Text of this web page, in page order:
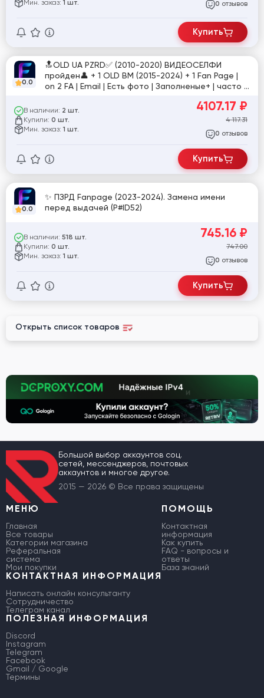
Мин. заказ: 1 шт. 0 отзывов
Купить
0.0
🔝OLD UA PZRD✅ (2010-2020) ВИДЕОСЕЛФИ
пройден👤 + 1 OLD BM (2015-2024) + 1 Fan Page |
on 2 FA | Email | Есть фото | Заполненые+ | часто с
+Фото для прохождения повторного ЗРД | Очень
сильный, подходит для долгой работы
В наличии: 2 шт.
Купили: 0 шт.
Мин. заказ: 1 шт.
4107.17 ₽
4 117.31
0 отзывов
Купить
0.0
✨ ПЗРД Fanpage (2023-2024). Замена имени
перед выдачей (P#ID52)
В наличии: 518 шт.
Купили: 0 шт.
Мин. заказ: 1 шт.
745.16 ₽
747.00
0 отзывов
Купить
Открыть список товаров
Большой выбор аккаунтов соц.
сетей, мессенджеров, почтовых
аккаунтов и многое другое.
2015 — 2026 © Все права защищены
МЕНЮ
Главная
Все товары
Категории магазина
Реферальная
система
Мои покупки
ПОМОЩЬ
Контактная
информация
Как купить
FAQ - вопросы и
ответы
База знаний
КОНТАКТНАЯ ИНФОРМАЦИЯ
Написать онлайн консультанту
Сотрудничество
Телеграм канал
ПОЛЕЗНАЯ ИНФОРМАЦИЯ
Discord
Instagram
Telegram
Facebook
Gmail / Google
Термины